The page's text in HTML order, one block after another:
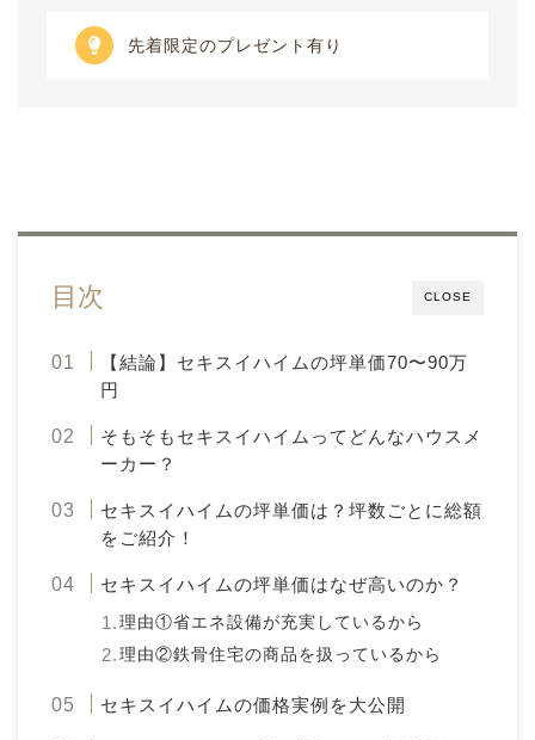
先着限定のプレゼント有り
CLOSE
目次
【結論】セキスイハイムの坪単価70〜90万
円
そもそもセキスイハイムってどんなハウスメ
ーカー？
セキスイハイムの坪単価は？坪数ごとに総額
をご紹介！
セキスイハイムの坪単価はなぜ高いのか？
理由①省エネ設備が充実しているから
理由②鉄骨住宅の商品を扱っているから
セキスイハイムの価格実例を大公開